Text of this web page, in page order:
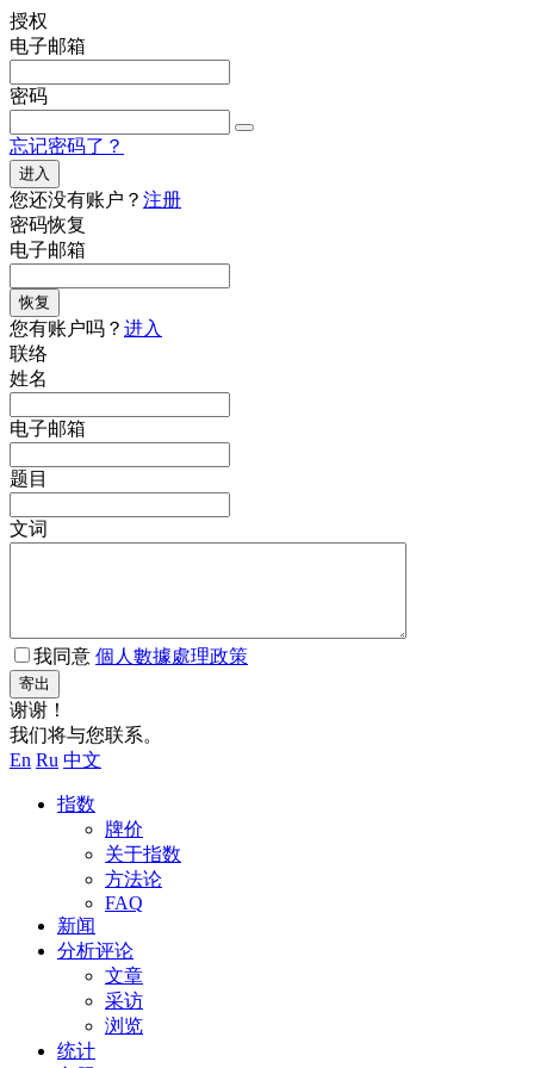
授权
电子邮箱
密码
忘记密码了？
进入
您还没有账户？ 注册
密码恢复
电子邮箱
恢复
您有账户吗？ 进入
联络
姓名
电子邮箱
题目
文词
我同意 個人數據處理政策
寄出
谢谢！
我们将与您联系。
En Ru 中文
指数
牌价
关于指数
方法论
FAQ
新闻
分析评论
文章
采访
浏览
统计